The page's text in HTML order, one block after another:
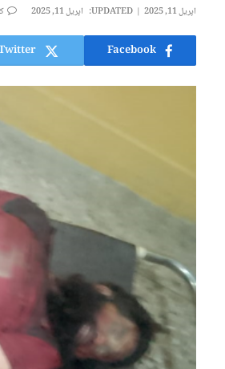
اپریل 11, 2025 UPDATED: اپریل 11, 2025
Facebook